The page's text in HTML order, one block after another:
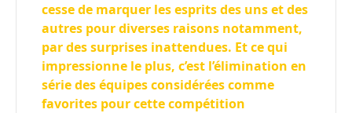
cesse de marquer les esprits des uns et des
autres pour diverses raisons notamment,
par des surprises inattendues. Et ce qui
impressionne le plus, c’est l’élimination en
série des équipes considérées comme
favorites pour cette compétition